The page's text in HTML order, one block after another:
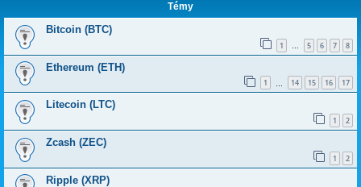
Témy
Bitcoin (BTC)
1 … 5 6 7 8
Ethereum (ETH)
1 14 15 16 17
Litecoin (LTC)
1 2
Zcash (ZEC)
1 2
Ripple (XRP)